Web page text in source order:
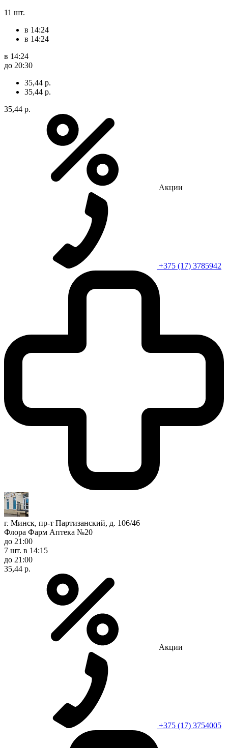
11 шт.
в 14:24
в 14:24
в 14:24
до 20:30
35,44 р.
35,44 р.
35,44 р.
Акции
+375 (17) 3785942
г. Минск, пр-т Партизанский, д. 106/46
Флора Фарм Аптека №20
до 21:00
7 шт. в 14:15
до 21:00
35,44 р.
Акции
+375 (17) 3754005